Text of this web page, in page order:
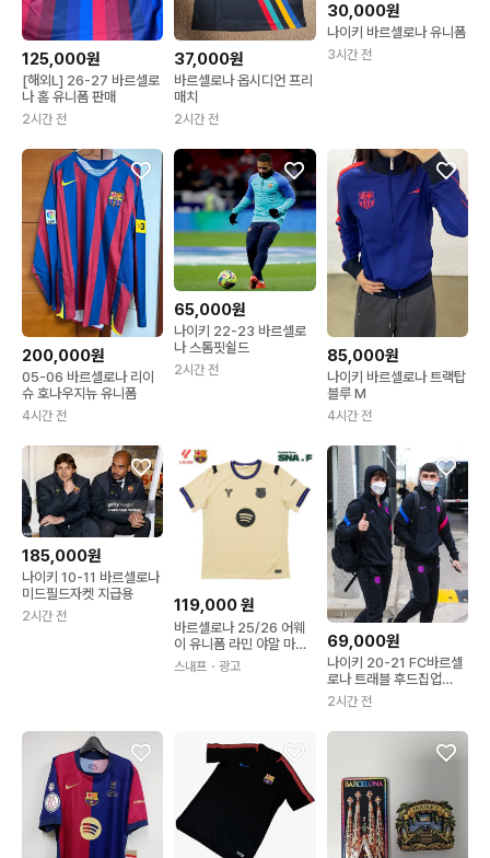
125,000원
[해외L] 26-27 바르셀로
나 홈 유니폼 판매
2시간 전
37,000원
바르셀로나 옵시디언 프리
매치
2시간 전
30,000원
나이키 바르셀로나 유니폼
3시간 전
200,000원
05-06 바르셀로나 리이
슈 호나우지뉴 유니폼
4시간 전
65,000원
나이키 22-23 바르셀로
나 스톰핏쉴드
2시간 전
85,000원
나이키 바르셀로나 트랙탑
블루 M
4시간 전
185,000원
나이키 10-11 바르셀로나
미드필드자켓 지급용
2시간 전
119,000원
바르셀로나 25/26 어웨
이 유니폼 라민 야말 마킹
패치 나이키 라리가 HJ46
03-784
스내프 ・광고
69,000원
나이키 20-21 FC바르셀
로나 트래블 후드집업
[L/105]
2시간 전